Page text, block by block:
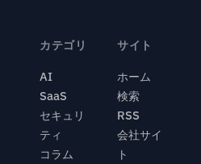
カテゴリ
AI
SaaS
セキュリ
ティ
コラム
サイト
ホーム
検索
RSS
会社サイ
ト